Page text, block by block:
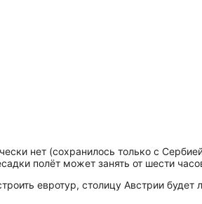
нет (сохранилось только с
полёт может занять от шести
евротур, столицу Австрии будет